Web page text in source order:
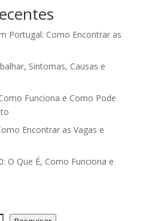
Portugal: Como Encontrar as
Sintomas, Causas e
Funciona e Como Pode
Encontrar as Vagas e
O Que É, Como Funciona e